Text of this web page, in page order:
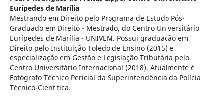
Eurípedes de Marília
Mestrando em Direito pelo Programa de Estudo Pós-
Graduado em Direito - Mestrado, do Centro Universitário
Eurípedes de Marília - UNIVEM. Possui graduação em
Direito pelo Instituição Toledo de Ensino (2015) e
especialização em Gestão e Legislação Tributária pelo
Centro Universitário Internacional (2018). Atualmente é
Fotógrafo Técnico Pericial da Superintendência da Polícia
Técnico-Científica.